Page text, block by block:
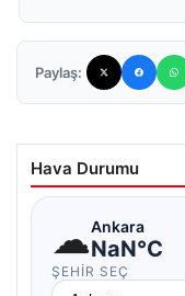
Paylaş:
Hava Durumu
☁Ankara
NaN°C
ŞEHIR SEÇ